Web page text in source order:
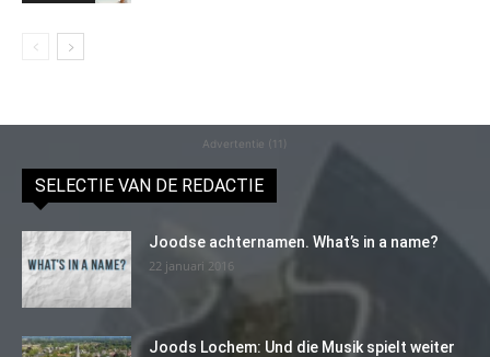
Advertentie (11)
SELECTIE VAN DE REDACTIE
Joodse achternamen. What’s in a name?
22 januari 2016
Joods Lochem: Und die Musik spielt weiter